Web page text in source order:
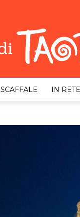
SCAFFALE IN RETE